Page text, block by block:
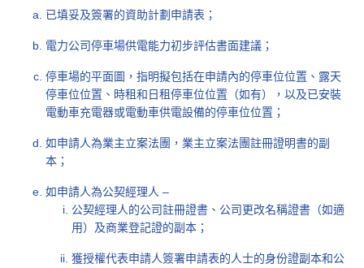
已填妥及簽署的資助計劃申請表；
電力公司停車場供電能力初步評估書面建議；
停車場的平面圖，指明擬包括在申請內的停車位位置、露天
停車位位置、時租和日租停車位位置（如有），以及已安裝
電動車充電器或電動車供電設備的停車位位置；
如申請人為業主立案法團，業主立案法團註冊證明書的副
本；
如申請人為公契經理人 –
公契經理人的公司註冊證書、公司更改名稱證書（如適
用）及商業登記證的副本；
獲授權代表申請人簽署申請表的人士的身份證副本和公